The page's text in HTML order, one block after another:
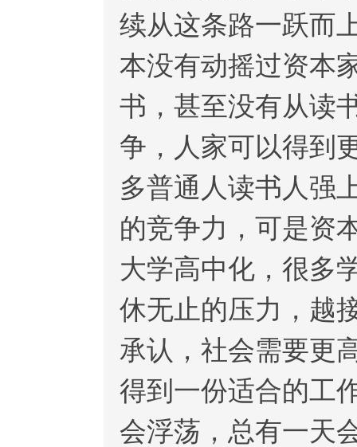
续从这条路一跃而
本没有动摇过资本
书，甚至没有从读
争，人家可以得到
多普通人读书人强
的竞争力，可是资
大学高中化，很多
休无止的压力，越
承认，社会需要更
得到一份适合的工
会浮荡，总有一天